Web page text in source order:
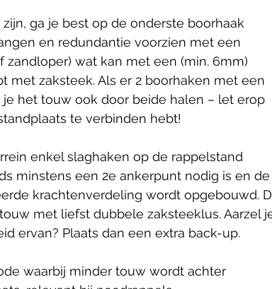
ga je best op de onderste boorhaak
en redundantie voorzien met een
zandloper) wat kan met een (min. 6mm)
met zaksteek. Als er 2 boorhaken met een
je het touw ook door beide halen – let erop
te verbinden hebt!
enkel slaghaken op de rappelstand
minstens een 2e ankerpunt nodig is en de
krachtenverdeling wordt opgebouwd.
met liefst dubbele zaksteeklus. Aarzel
ervan? Plaats dan een extra back-up.
waarbij minder touw wordt achter